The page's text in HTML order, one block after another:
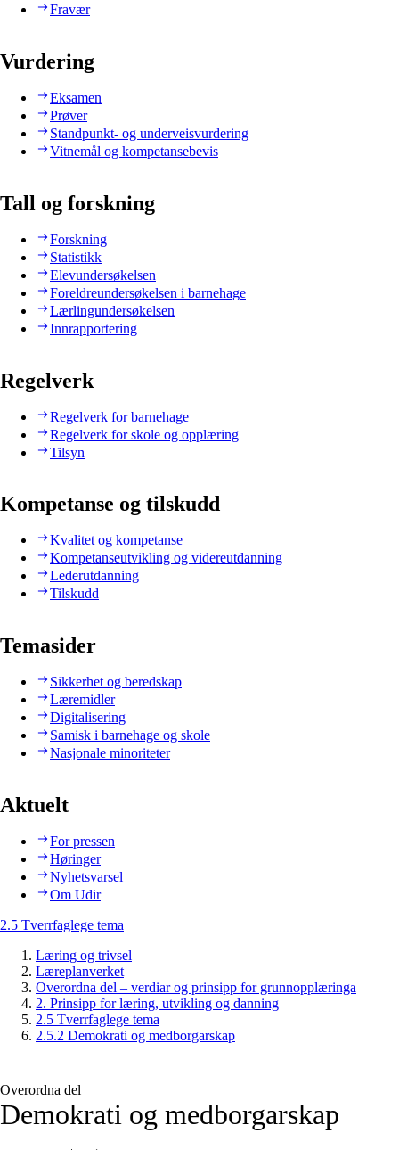
Fravær
Vurdering
Eksamen
Prøver
Standpunkt- og underveisvurdering
Vitnemål og kompetansebevis
Tall og forskning
Forskning
Statistikk
Elevundersøkelsen
Foreldreundersøkelsen i barnehage
Lærlingundersøkelsen
Innrapportering
Regelverk
Regelverk for barnehage
Regelverk for skole og opplæring
Tilsyn
Kompetanse og tilskudd
Kvalitet og kompetanse
Kompetanseutvikling og videreutdanning
Lederutdanning
Tilskudd
Temasider
Sikkerhet og beredskap
Læremidler
Digitalisering
Samisk i barnehage og skole
Nasjonale minoriteter
Aktuelt
For pressen
Høringer
Nyhetsvarsel
Om Udir
2.5 Tverrfaglege tema
Læring og trivsel
Læreplanverket
Overordna del – verdiar og prinsipp for grunnopplæringa
2. Prinsipp for læring, utvikling og danning
2.5 Tverrfaglege tema
2.5.2 Demokrati og medborgarskap
Overordna del
Demokrati og medborgarskap